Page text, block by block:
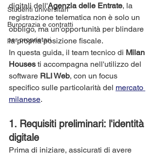
Studenti universitari
Burocrazia e contratti
per proprietari
digitali dell'Agenzia delle Entrate, la
registrazione telematica non è solo un
obbligo, ma un'opportunità per blindare
la propria posizione fiscale.
In questa guida, il team tecnico di Milan
Houses ti accompagna nell'utilizzo del
software RLI Web, con un focus
specifico sulle particolarità del mercato
milanese.
1. Requisiti preliminari: l'identità
digitale
Prima di iniziare, assicurati di avere